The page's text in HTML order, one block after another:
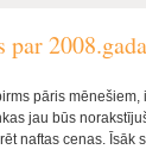
par
pāris
jau būs
naftas cenas. Īsāk